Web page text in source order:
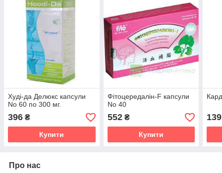
Худі-да Делюкс капсули
No 60 по 300 мг.
396 ₴
Купити
Фітоцередалін-F капсули
No 40
552₴
Купити
139
Про нас